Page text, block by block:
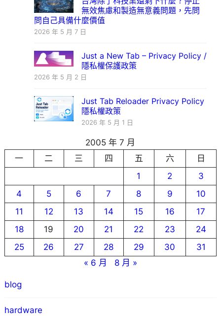
無效焦慮和製造無意義問題，先問
問自己具備什麼價值
2026 年 5 月 7 日
Just a New Tab – Privacy Policy /
隱私權保護政策
2026 年 5 月 2 日
Just Tab Reloader Privacy Policy
隱私權政策
2026 年 5 月 1 日
2005 年 7 月
一
二 三 四 五 六
日
1
2
3
4
5 6 7 8 9
10
11
12 13 14 15 16
17
18
19 20 21 22 23
24
25
26 27 28 29 30
31
« 6 月
8 月 »
blog
hardware